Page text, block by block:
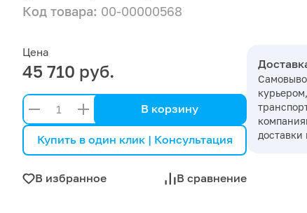
Код товара: 00-00000568
Цена
45 710 руб.
В корзину
Купить в один клик | Консультация
В избранное В сравнение
доставки